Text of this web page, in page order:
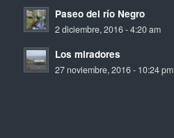
Paseo del río Negro
2 diciembre, 2016 - 4:20 am
Los miradores
27 noviembre, 2016 - 10:24 pm